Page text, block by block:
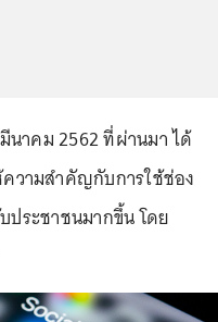
นาคม 2562 ที่ผ่านมา ได้
วามสำคัญกับการใช้ช่อง
ประชาชนมากขึ้น โดย